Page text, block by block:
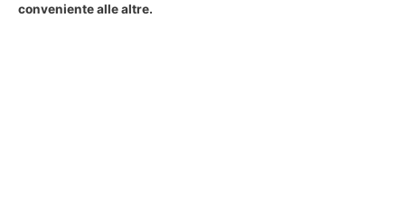
conveniente alle altre.